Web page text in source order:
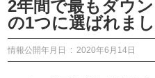
2年間で最もダウ
の1つに選ばれまし
情報公開年月日 2020年6月14日